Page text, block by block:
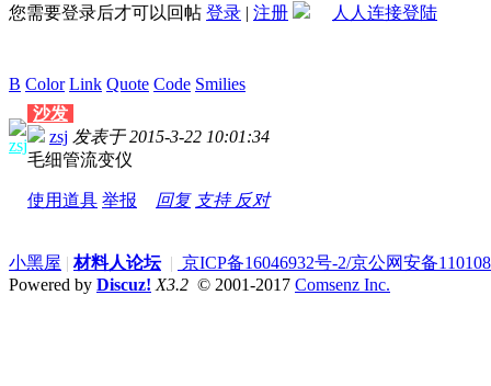
您需要登录后才可以回帖 登录 | 注册
B Color Link Quote Code Smilies
发表评论
zsj
沙发
zsj 发表于 2015-3-22 10:01:34
毛细管流变仪
回复 支持 反对
使用道具 举报
小黑屋 | 材料人论坛 | 京ICP备16046932号-2/京公网安备
Powered by Discuz! X3.2 © 2001-2017 Comsenz Inc.